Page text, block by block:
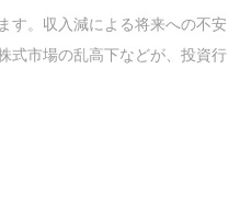
す。収入減による将来への不安
式市場の乱高下などが、投資行